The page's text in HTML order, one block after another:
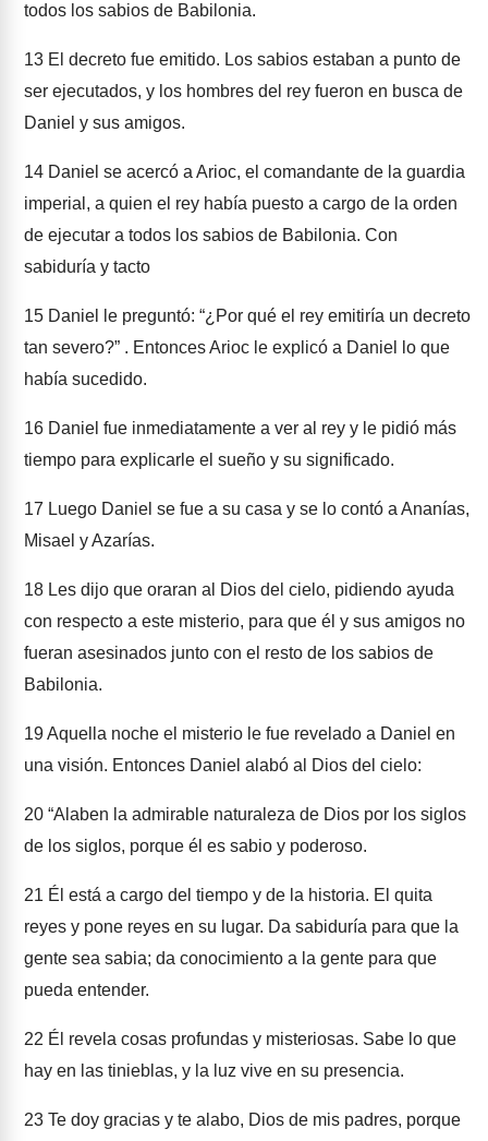
todos los sabios de Babilonia.
13 El decreto fue emitido. Los sabios estaban a punto de
ser ejecutados, y los hombres del rey fueron en busca de
Daniel y sus amigos.
14 Daniel se acercó a Arioc, el comandante de la guardia
imperial, a quien el rey había puesto a cargo de la orden
de ejecutar a todos los sabios de Babilonia. Con
sabiduría y tacto
15 Daniel le preguntó: “¿Por qué el rey emitiría un decreto
tan severo?” . Entonces Arioc le explicó a Daniel lo que
había sucedido.
16 Daniel fue inmediatamente a ver al rey y le pidió más
tiempo para explicarle el sueño y su significado.
17 Luego Daniel se fue a su casa y se lo contó a Ananías,
Misael y Azarías.
18 Les dijo que oraran al Dios del cielo, pidiendo ayuda
con respecto a este misterio, para que él y sus amigos no
fueran asesinados junto con el resto de los sabios de
Babilonia.
19Aquella noche el misterio le fue revelado a Daniel en
una visión. Entonces Daniel alabó al Dios del cielo:
20 “Alaben la admirable naturaleza de Dios por los siglos
de los siglos, porque él es sabio y poderoso.
21 Él está a cargo del tiempo y de la historia. El quita
reyes y pone reyes en su lugar. Da sabiduría para que la
gente sea sabia; da conocimiento a la gente para que
pueda entender.
22 Él revela cosas profundas y misteriosas. Sabe lo que
hay en las tinieblas, y la luz vive en su presencia.
23 Te doy gracias y te alabo, Dios de mis padres, porque